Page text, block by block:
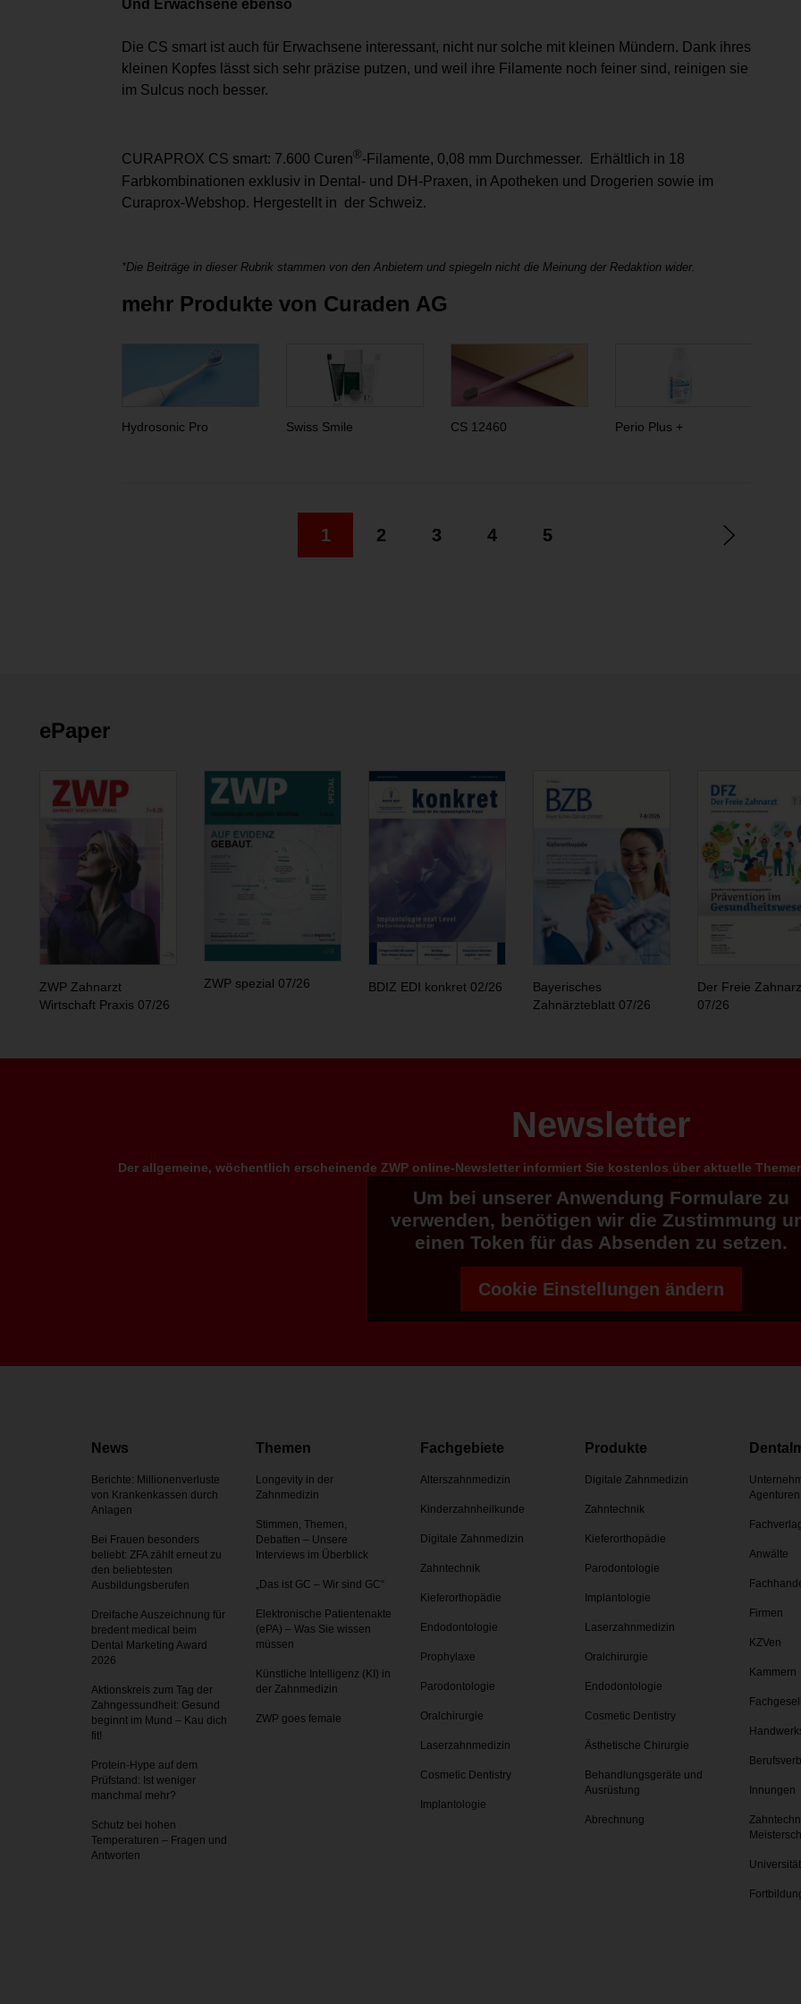
Und Erwachsene ebenso
Die CS smart ist auch für Erwachsene interessant, nicht nur solche mit kleinen Mündern. Dank ihres
kleinen Kopfes lässt sich sehr präzise putzen, und weil ihre Filamente noch feiner sind, reinigen sie
im Sulcus noch besser.
CURAPROX CS smart: 7.600 Curen®-Filamente, 0,08 mm Durchmesser. Erhältlich in 18
Farbkombinationen exklusiv in Dental- und DH-Praxen, in Apotheken und Drogerien sowie im
Curaprox-Webshop. Hergestellt in der Schweiz.
*Die Beiträge in dieser Rubrik stammen von den Anbietern und spiegeln nicht die Meinung der Redaktion wider.
mehr Produkte von Curaden AG
Hydrosonic Pro Swiss Smile CS 12460 Perio Plus +
1 2 3 4 5
ePaper
ZWP Zahnarzt
Wirtschaft Praxis 07/26
ZWP spezial 07/26 BDIZ EDI konkret 02/26
Bayerisches
Zahnärzteblatt 07/26
Der Freie
07/26
Newsletter
Der allgemeine, wöchentlich erscheinende ZWP online-Newsletter informiert Sie kostenlos über aktuelle
Um bei unserer Anwendung Formulare zu
verwenden, benötigen wir die Zustimmung
einen Token für das Absenden zu setzen.
Cookie Einstellungen ändern
News
Berichte: Millionenverluste
von Krankenkassen durch
Anlagen
Bei Frauen besonders
beliebt: ZFA zählt erneut zu
den beliebtesten
Ausbildungsberufen
Dreifache Auszeichnung für
bredent medical beim
Dental Marketing Award
2026
Aktionskreis zum Tag der
Zahnges­sundheit: Gesund
beginnt im Mund – Kau dich
fit!
Protein-Hype auf dem
Prüfstand: Ist weniger
manchmal mehr?
Schutz bei hohen
Temperaturen – Fragen und
Antworten
Themen
Longevity in der
Zahnmedizin
Stimmen, Themen,
Debatten – Unsere
Interviews im Überblick
„Das ist GC – Wir sind GC“
Elektronische Patientenakte
(ePA) – Was Sie wissen
müssen
Künstliche Intelligenz (KI) in
der Zahnmedizin
ZWP goes female
Fachgebiete
Alterszahnmedizin
Kinderzahnheilkunde
Digitale Zahnmedizin
Zahntechnik
Kieferorthopädie
Endodontologie
Prophylaxe
Parodontologie
Oralchirurgie
Laserzahnmedizin
Cosmetic Dentistry
Implantologie
Produkte
Digitale Zahnmedizin
Zahntechnik
Kieferorthopädie
Parodontologie
Implantologie
Laserzahnmedizin
Oralchirurgie
Endodontologie
Cosmetic Dentistry
Ästhetische Chirurgie
Behandlungsgeräte und
Ausrüstung
Abrechnung
Agenturen
Anwälte
Firmen
KZVen
Kammern
Innungen